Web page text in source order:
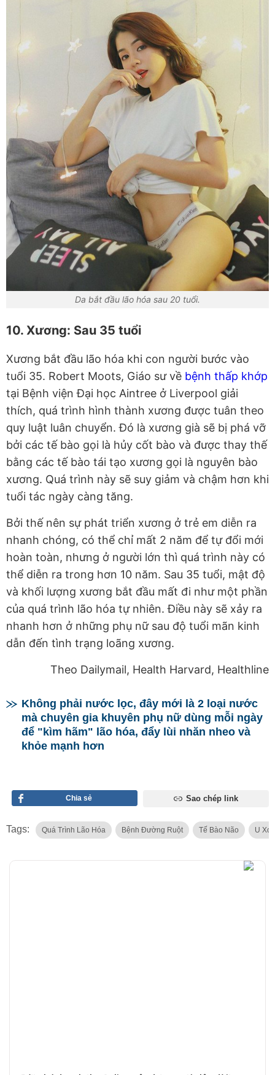
Da bắt đầu lão hóa sau 20 tuổi.
10. Xương: Sau 35 tuổi
Xương bắt đầu lão hóa khi con người bước vào
tuổi 35. Robert Moots, Giáo sư về bệnh thấp khớp
tại Bệnh viện Đại học Aintree ở Liverpool giải
thích, quá trình hình thành xương được tuân theo
quy luật luân chuyển. Đó là xương già sẽ bị phá vỡ
bởi các tế bào gọi là hủy cốt bào và được thay thế
bằng các tế bào tái tạo xương gọi là nguyên bào
xương. Quá trình này sẽ suy giảm và chậm hơn khi
tuổi tác ngày càng tăng.
Bởi thế nên sự phát triển xương ở trẻ em diễn ra
nhanh chóng, có thể chỉ mất 2 năm để tự đổi mới
hoàn toàn, nhưng ở người lớn thì quá trình này có
thể diễn ra trong hơn 10 năm. Sau 35 tuổi, mật độ
và khối lượng xương bắt đầu mất đi như một phần
của quá trình lão hóa tự nhiên. Điều này sẽ xảy ra
nhanh hơn ở những phụ nữ sau độ tuổi mãn kinh
dẫn đến tình trạng loãng xương.
Theo Dailymail, Health Harvard, Healthline
Không phải nước lọc, đây mới là 2 loại nước
mà chuyên gia khuyên phụ nữ dùng mỗi ngày
để "kìm hãm" lão hóa, đẩy lùi nhăn nheo và
khỏe mạnh hơn
Chia sẻ Sao chép link
Tags: Quá Trình Lão Hóa Bệnh Đường Ruột Tế Bào Não U Xơ